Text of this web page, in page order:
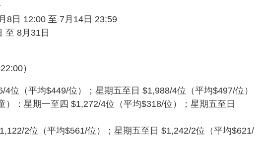
8日 12:00 至 7月14日 23:59
至 8月31日
）
位（平均$449/位）；星期五至日 $1,988/4位（平均$497/位）
）：星期一至四 $1,272/4位（平均$318/位）；星期五至日
2位（平均$561/位）；星期五至日 $1,242/2位（平均$621/